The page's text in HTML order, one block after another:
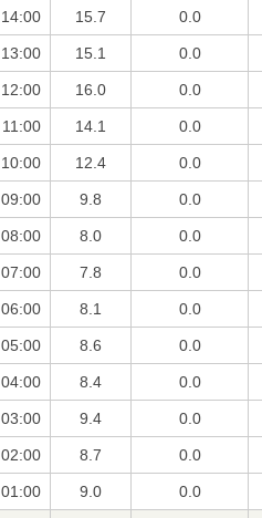
14:00 15.7 0.0
13:00 15.1 0.0
12:00 16.0 0.0
11:00 14.1 0.0
10:00 12.4 0.0
09:00 9.8 0.0
08:00 8.0 0.0
07:00 7.8 0.0
06:00 8.1 0.0
05:00 8.6 0.0
04:00 8.4 0.0
03:00 9.4 0.0
02:00 8.7 0.0
01:00 9.0 0.0